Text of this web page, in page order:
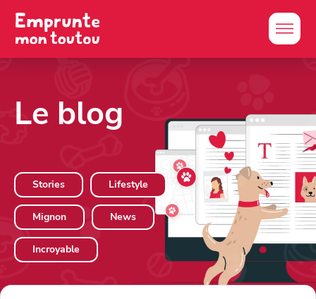
Le blog
Stories Lifestyle
Mignon News
Incroyable